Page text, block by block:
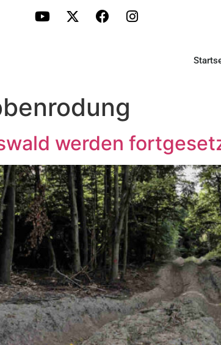
werden